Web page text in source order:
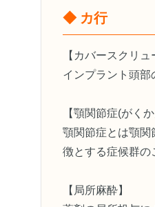
◆ カ行
【カバースクリュ
インプラント頭部
【顎関節症(がく
顎関節症とは顎関
徴とする症候群の
【局所麻酔】